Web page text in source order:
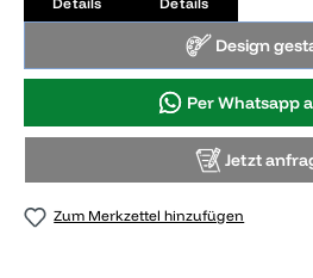
Design
Per Whatsapp
Jetzt
Zum Merkzettel hinzufügen